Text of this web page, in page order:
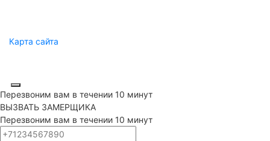
Карта сайта
Перезвоним вам в течении 10 минут
ВЫЗВАТЬ ЗАМЕРЩИКА
Перезвоним вам в течении 10 минут